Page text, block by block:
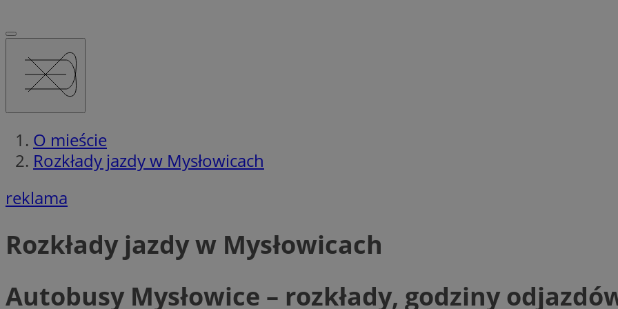
O mieście
Rozkłady jazdy w Mysłowicach
reklama
Rozkłady jazdy w Mysłowicach
Autobusy Mysłowice – rozkłady, godziny